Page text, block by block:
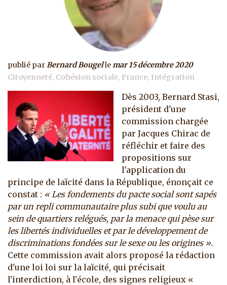
publié parBernard Bougellemar 15 décembre 2020
Citoyenneté Cohésion sociale France Intégration
Dès 2003, Bernard Stasi,
président d'une
commission chargée
par Jacques Chirac de
réfléchir et faire des
propositions sur
l'application du
principe de laïcité dans la République, énonçait ce
constat : « Les fondements du pacte social sont sapés
par un repli communautaire plus subi que voulu au
sein de quartiers relégués, par la menace qui pèse sur
les libertés individuelles et par le développement de
discriminations fondées sur le sexe ou les origines ».
Cette commission avait alors proposé la rédaction
d'une loi loi sur la laïcité, qui précisait
l'interdiction, à l'école, des signes religieux «